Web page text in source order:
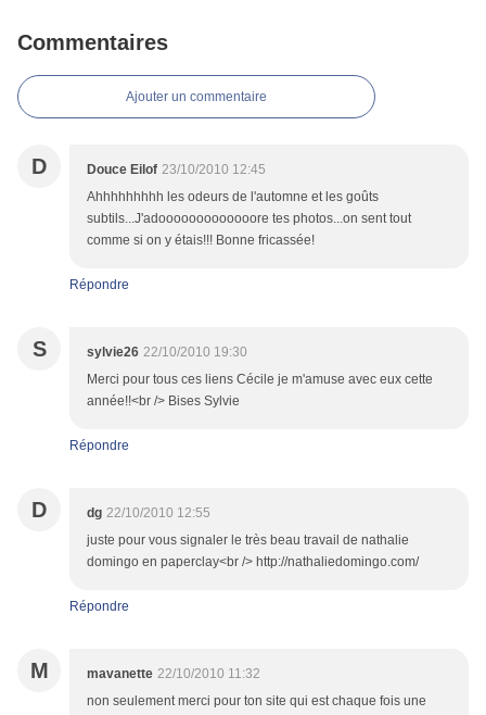
Commentaires
Ajouter un commentaire
D Douce Eilof 23/10/2010 12:45
Ahhhhhhhhh les odeurs de l'automne et les goûts
subtils...J'adooooooooooooore tes photos...on sent tout
comme si on y étais!!! Bonne fricassée!
Répondre
S sylvie26 22/10/2010 19:30
Merci pour tous ces liens Cécile je m'amuse avec eux cette
année!!<br /> Bises Sylvie
Répondre
D dg 22/10/2010 12:55
juste pour vous signaler le très beau travail de nathalie
domingo en paperclay<br /> http://nathaliedomingo.com/
Répondre
M mavanette 22/10/2010 11:32
non seulement merci pour ton site qui est chaque fois une